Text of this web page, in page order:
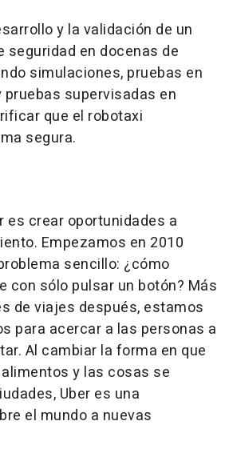
y la validación de un
seguridad en docenas de
simulaciones, pruebas en
supervisadas en
que el robotaxi
segura.
es crear oportunidades a
Empezamos en 2010
sencillo: ¿cómo
con sólo pulsar un botón? Más
de viajes después, estamos
para acercar a las personas a
Al cambiar la forma en que
y las cosas se
Uber es una
el mundo a nuevas